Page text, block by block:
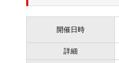
開催日時
詳細